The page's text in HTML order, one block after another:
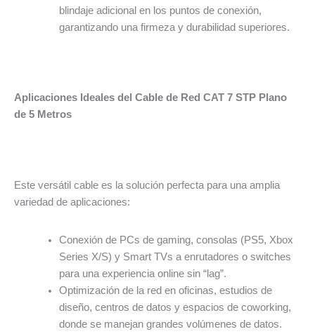
blindaje adicional en los puntos de conexión,
garantizando una firmeza y durabilidad superiores.
Aplicaciones Ideales del Cable de Red CAT 7 STP Plano
de 5 Metros
Este versátil cable es la solución perfecta para una amplia
variedad de aplicaciones:
Conexión de PCs de gaming, consolas (PS5, Xbox
Series X/S) y Smart TVs a enrutadores o switches
para una experiencia online sin “lag”.
Optimización de la red en oficinas, estudios de
diseño, centros de datos y espacios de coworking,
donde se manejan grandes volúmenes de datos.